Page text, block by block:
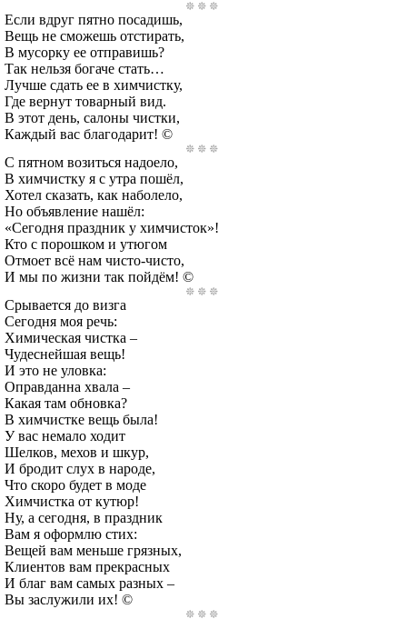
Если вдруг пятно посадишь,
Вещь не сможешь отстирать,
В мусорку ее отправишь?
Так нельзя богаче стать…
Лучше сдать ее в химчистку,
Где вернут товарный вид.
В этот день, салоны чистки,
Каждый вас благодарит! ©
С пятном возиться надоело,
В химчистку я с утра пошёл,
Хотел сказать, как наболело,
Но объявление нашёл:
«Сегодня праздник у химчисток»!
Кто с порошком и утюгом
Отмоет всё нам чисто-чисто,
И мы по жизни так пойдём! ©
Срывается до визга
Сегодня моя речь:
Химическая чистка –
Чудеснейшая вещь!
И это не уловка:
Оправданна хвала –
Какая там обновка?
В химчистке вещь была!
У вас немало ходит
Шелков, мехов и шкур,
И бродит слух в народе,
Что скоро будет в моде
Химчистка от кутюр!
Ну, а сегодня, в праздник
Вам я оформлю стих:
Вещей вам меньше грязных,
Клиентов вам прекрасных
И благ вам самых разных –
Вы заслужили их! ©